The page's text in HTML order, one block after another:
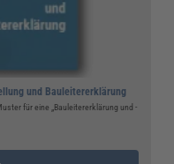
und Bauleitererklärung
für eine „Bauleitererklärung und -